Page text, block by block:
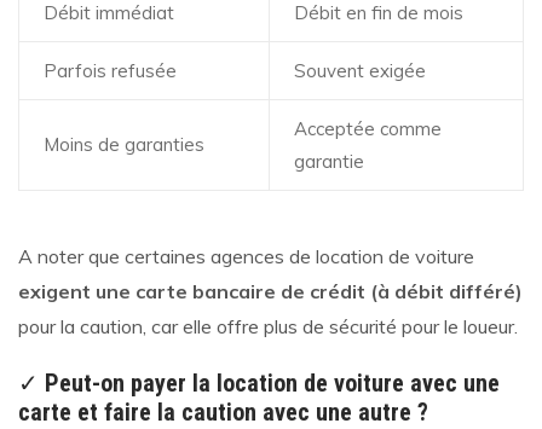
Débit immédiat Débit en fin de mois
Parfois refusée Souvent exigée
Moins de garanties
Acceptée comme
garantie
A noter que certaines agences de location de voiture
exigent une carte bancaire de crédit (à débit différé)
pour la caution, car elle offre plus de sécurité pour le loueur.
✓ Peut-on payer la location de voiture avec une
carte et faire la caution avec une autre ?